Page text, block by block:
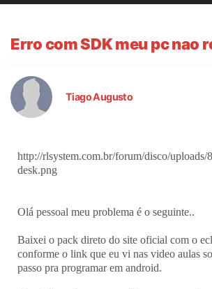
Erro com SDK meu pc nao
Tiago Augusto
http://rlsystem.com.br/forum/disco/
desk.png
Olá pessoal meu problema é o seguinte..
Baixei o pack direto do site oficial com o
conforme o link que eu vi nas video aulas
passo pra programar em android.